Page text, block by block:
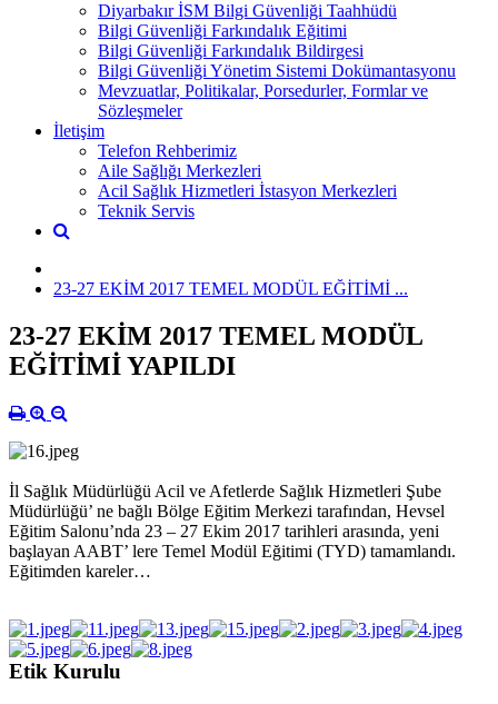
Diyarbakır İSM Bilgi Güvenliği Taahhüdü
Bilgi Güvenliği Farkındalık Eğitimi
Bilgi Güvenliği Farkındalık Bildirgesi
Bilgi Güvenliği Yönetim Sistemi Dokümantasyonu
Mevzuatlar, Politikalar, Porsedurler, Formlar ve
Sözleşmeler
İletişim
Telefon Rehberimiz
Aile Sağlığı Merkezleri
Acil Sağlık Hizmetleri İstasyon Merkezleri
Teknik Servis
23-27 EKİM 2017 TEMEL MODÜL EĞİTİMİ ...
23-27 EKİM 2017 TEMEL MODÜL
EĞİTİMİ YAPILDI
İl Sağlık Müdürlüğü Acil ve Afetlerde Sağlık Hizmetleri Şube
Müdürlüğü’ ne bağlı Bölge Eğitim Merkezi tarafından, Hevsel
Eğitim Salonu’nda 23 – 27 Ekim 2017 tarihleri arasında, yeni
başlayan AABT’ lere Temel Modül Eğitimi (TYD) tamamlandı.
Eğitimden kareler…
Etik Kurulu